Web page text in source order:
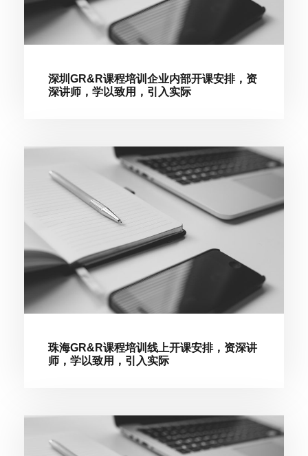
深圳GR&R课程培训企业内部开课安排，资
深讲师，学以致用，引入实际
珠海GR&R课程培训线上开课安排，资深讲
师，学以致用，引入实际